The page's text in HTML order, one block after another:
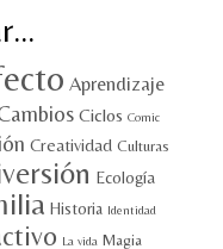
Aprendizaje
Ciclos Comic
Creatividad Culturas
Ecología
Historia Identidad
La vida Magia